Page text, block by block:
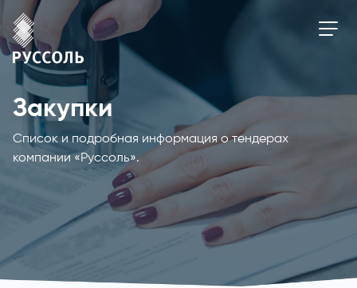
Закупки
Список и подробная информация о тендерах
компании «Руссоль».